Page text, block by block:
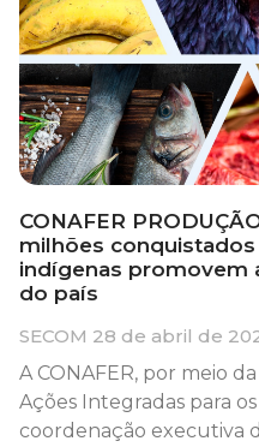
CONAFER
milhões
indígenas promovem
do país
SECOM 28 de abril de
A CONAFER, por meio
Ações Integradas para
coordenação executiva